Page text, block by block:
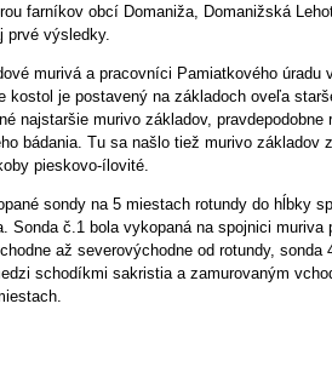
farníkov obcí Domaniža, Domanižská
prvé výsledky.
murivá a pracovníci Pamiatkového úradu
kostol je postavený na základoch oveľa
najstaršie murivo základov,
bádania. Tu sa našlo tiež murivo
pieskovo-ílovité.
sondy na 5 miestach rotundy do hĺbky
Sonda č.1 bola vykopaná na spojnici
až severovýchodne od rotundy,
schodíkmi sakristia a zamurovaným